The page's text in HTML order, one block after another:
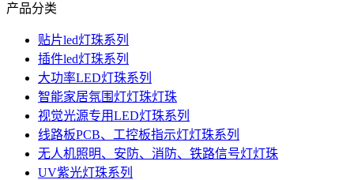
产品分类
贴片led灯珠系列
插件led灯珠系列
大功率LED灯珠系列
智能家居氛围灯灯珠灯珠
视觉光源专用LED灯珠系列
线路板PCB、工控板指示灯灯珠系列
无人机照明、安防、消防、铁路信号灯灯珠
UV紫光灯珠系列